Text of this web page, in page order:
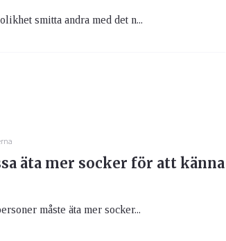
smitta andra med det n...
äta mer socker för att känna
måste äta mer socker...